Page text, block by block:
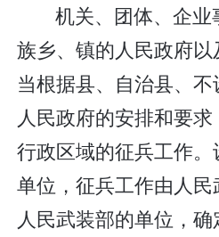
机关、团体、企
族乡、镇的人民政府
当根据县、自治县、
人民政府的安排和要
行政区域的征兵工作
单位，征兵工作由人
人民武装部的单位，确